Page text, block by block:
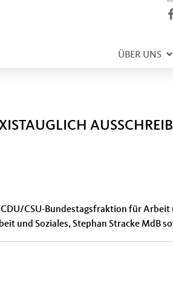
ÜBER UNS
CSU-Bundestagsfraktion für
und Soziales, Stephan Stracke MdB